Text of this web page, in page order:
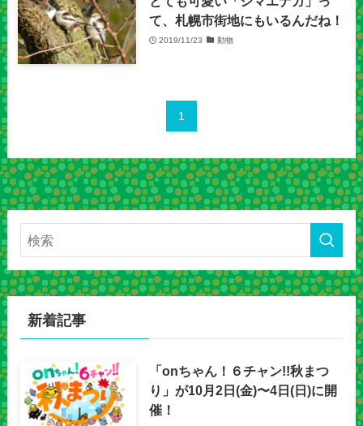
て、札幌市街地にもいるんだね！
2019/11/23 動物
1
新着記事
「onちゃん！６チャン!!秋まつ
り」が10月2日(金)〜4日(日)に開
催！